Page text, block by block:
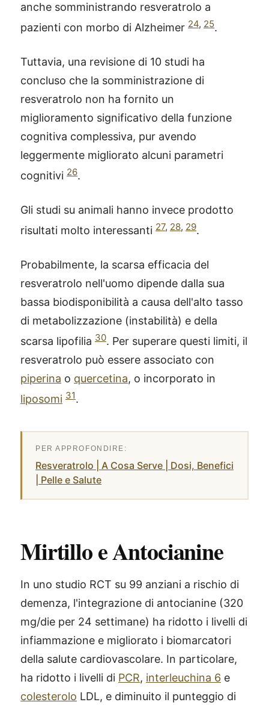
anche somministrando resveratrolo a
pazienti con morbo di Alzheimer 24, 25.
Tuttavia, una revisione di 10 studi ha
concluso che la somministrazione di
resveratrolo non ha fornito un
miglioramento significativo della funzione
cognitiva complessiva, pur avendo
leggermente migliorato alcuni parametri
cognitivi 26.
Gli studi su animali hanno invece prodotto
risultati molto interessanti 27, 28, 29.
Probabilmente, la scarsa efficacia del
resveratrolo nell'uomo dipende dalla sua
bassa biodisponibilità a causa dell'alto tasso
di metabolizzazione (instabilità) e della
scarsa lipofilia 30. Per superare questi limiti, il
resveratrolo può essere associato con
piperina o quercetina, o incorporato in
liposomi 31.
Resveratrolo | A Cosa Serve | Dosi, Benefici
| Pelle e Salute
Mirtillo e Antocianine
In uno studio RCT su 99 anziani a rischio di
demenza, l'integrazione di antocianine (320
mg/die per 24 settimane) ha ridotto i livelli di
infiammazione e migliorato i biomarcatori
della salute cardiovascolare. In particolare,
ha ridotto i livelli di PCR, interleuchina 6 e
colesterolo LDL, e diminuito il punteggio di